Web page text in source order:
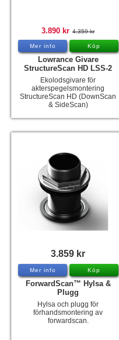
TK Trailer
Volvo Penta Servicedelar
Yanmar Servicedelar
Yamaha Servicedelar
Mercury Servicedelar
Humminbird
Hummertina
Varta - Batterier
Victron - Batteriladdare
CTEK - Batteriladdare
3.890 kr 4.359 kr
Mer info Köp
Lowrance Givare
StructureScan HD LSS-2
Ekolodsgivare för
akterspegelsmontering
StructureScan HD (DownScan
& SideScan)
3.859 kr
Mer info Köp
ForwardScan™ Hylsa &
Plugg
Hylsa och plugg för
förhandsmontering av
forwardscan.